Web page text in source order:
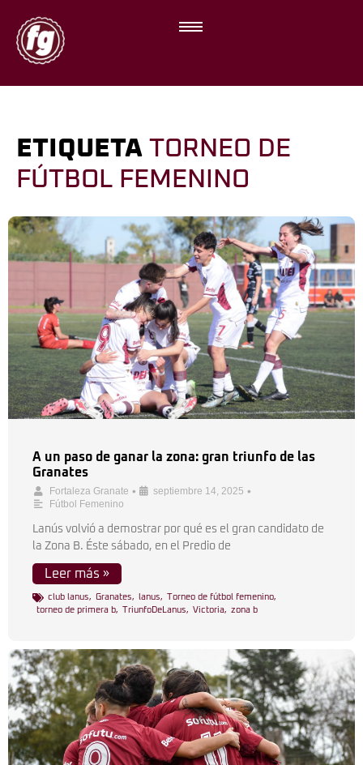
ETIQUETA TORNEO DE
FÚTBOL FEMENINO
A un paso de ganar la zona: gran triunfo de las
Granates
Fortaleza Granate • septiembre 14, 2025 •
Fútbol Femenino
Lanús volvió a demostrar por qué es el gran candidato de
la Zona B. Éste sábado, en el Predio de
Leer más »
club lanus, Granates, lanus, Torneo de fútbol femenino,
torneo de primera b, TriunfoDeLanus, Victoria, zona b